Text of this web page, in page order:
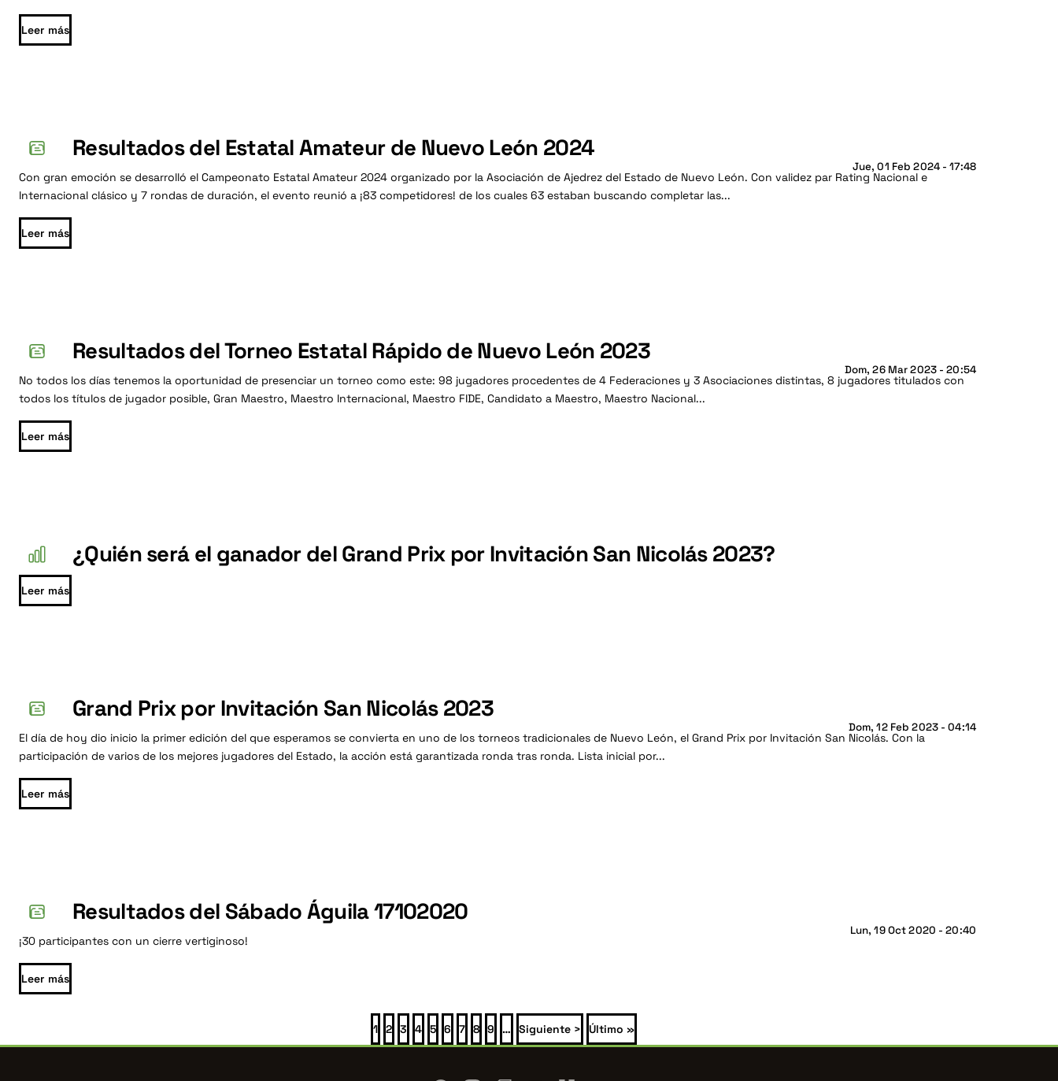
Leer más
Jue, 01 Feb 2024 - 17:48
Resultados del Estatal Amateur de Nuevo León 2024
Con gran emoción se desarrolló el Campeonato Estatal Amateur 2024 organizado por la Asociación de Ajedrez del Estado de Nuevo León. Con validez par Rating Nacional e
Internacional clásico y 7 rondas de duración, el evento reunió a ¡83 competidores! de los cuales 63 estaban buscando completar las...
Leer más
Dom, 26 Mar 2023 - 20:54
Resultados del Torneo Estatal Rápido de Nuevo León 2023
No todos los días tenemos la oportunidad de presenciar un torneo como este: 98 jugadores procedentes de 4 Federaciones y 3 Asociaciones distintas, 8 jugadores titulados con
todos los títulos de jugador posible, Gran Maestro, Maestro Internacional, Maestro FIDE, Candidato a Maestro, Maestro Nacional...
Leer más
¿Quién será el ganador del Grand Prix por Invitación San Nicolás 2023?
Leer más
Dom, 12 Feb 2023 - 04:14
Grand Prix por Invitación San Nicolás 2023
El día de hoy dio inicio la primer edición del que esperamos se convierta en uno de los torneos tradicionales de Nuevo León, el Grand Prix por Invitación San Nicolás. Con la
participación de varios de los mejores jugadores del Estado, la acción está garantizada ronda tras ronda. Lista inicial por...
Leer más
Lun, 19 Oct 2020 - 20:40
Resultados del Sábado Águila 17102020
¡30 participantes con un cierre vertiginoso!
Leer más
Página
1 Página
2 Página
3 Página
4 Página
5 Página
6 Página
7 Página
8 Página
9 …
Siguiente
página
Siguiente >
Última
página
Último »